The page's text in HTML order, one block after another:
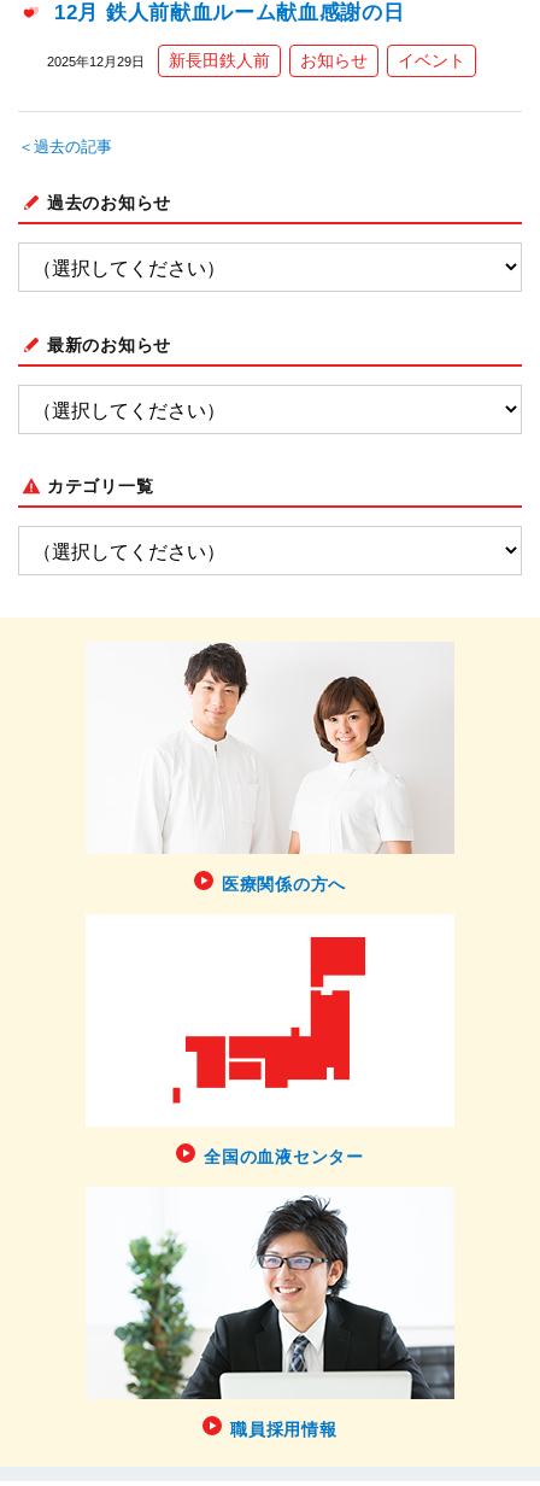
12月 鉄人前献血ルーム献血感謝の日
2025年12月29日 新長田鉄人前 お知らせ イベント
＜過去の記事
過去のお知らせ
最新のお知らせ
カテゴリ一覧
医療関係の方へ
全国の血液センター
職員採用情報